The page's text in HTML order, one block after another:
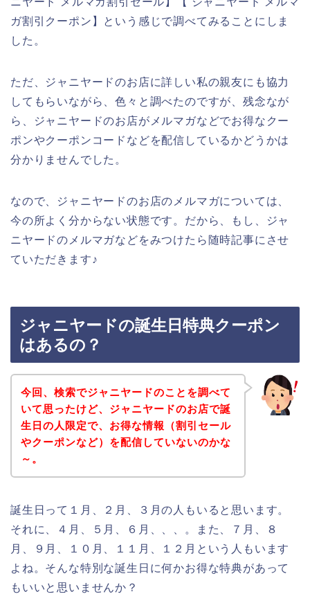
ガ割引クーポン】という感じで調べてみることにしま
した。
ただ、ジャニヤードのお店に詳しい私の親友にも協力
してもらいながら、色々と調べたのですが、残念なが
ら、ジャニヤードのお店がメルマガなどでお得なクー
ポンやクーポンコードなどを配信しているかどうかは
分かりませんでした。
なので、ジャニヤードのお店のメルマガについては、
今の所よく分からない状態です。だから、もし、ジャ
ニヤードのメルマガなどをみつけたら随時記事にさせ
ていただきます♪
ジャニヤードの誕生日特典クーポン
はあるの？
今回、検索でジャニヤードのことを調べて
いて思ったけど、ジャニヤードのお店で誕
生日の人限定で、お得な情報（割引セール
やクーポンなど）を配信していないのかな
～。
誕生日って１月、２月、３月の人もいると思います。
それに、４月、５月、６月、、、。また、７月、８
月、９月、１０月、１１月、１２月という人もいます
よね。そんな特別な誕生日に何かお得な特典があって
もいいと思いませんか？